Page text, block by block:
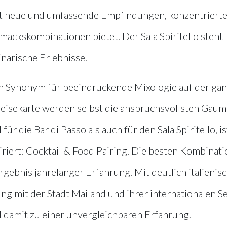
und umfassende Empfindungen, konzentrierte
bietet. Der Sala Spiritello steht
Erlebnisse.
für beeindruckende Mixologie auf der
werden selbst die anspruchsvollsten
die Bar di Passo als auch für den Sala Spiritello,
Cocktail & Food Pairing. Die besten
jahrelanger Erfahrung. Mit deutlich
mit der Stadt Mailand und ihrer internationalen
zu einer unvergleichbaren Erfahrung.